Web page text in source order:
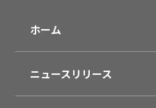
ホーム
ニュースリリース